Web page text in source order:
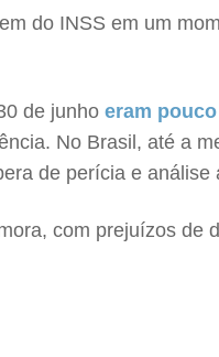
do INSS em um
de junho eram
No Brasil, até a
de perícia e análise
com prejuízos